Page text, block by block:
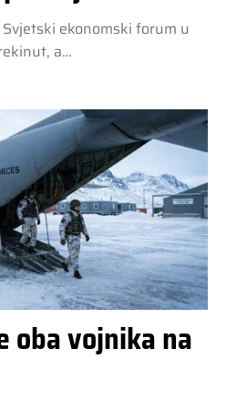
Svjetski ekonomski forum u
a…
oba vojnika na